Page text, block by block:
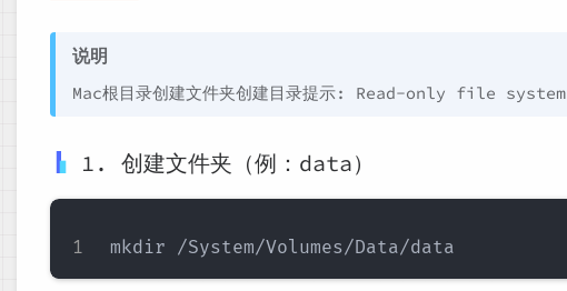
说明
Mac根目录创建文件夹创建目录提示: Read-only file system
1. 创建文件夹（例：data）